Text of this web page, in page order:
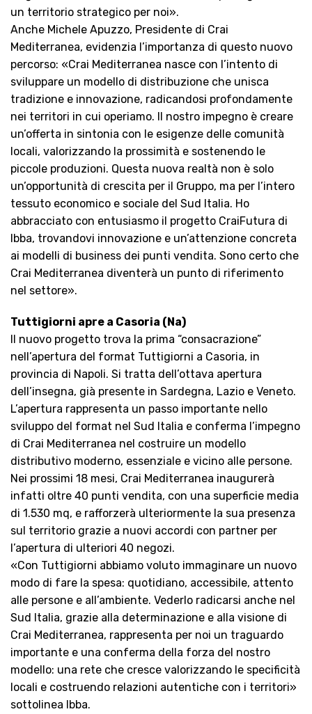
un territorio strategico per noi».
Anche Michele Apuzzo, Presidente di Crai
Mediterranea, evidenzia l’importanza di questo nuovo
percorso: «Crai Mediterranea nasce con l’intento di
sviluppare un modello di distribuzione che unisca
tradizione e innovazione, radicandosi profondamente
nei territori in cui operiamo. Il nostro impegno è creare
un’offerta in sintonia con le esigenze delle comunità
locali, valorizzando la prossimità e sostenendo le
piccole produzioni. Questa nuova realtà non è solo
un’opportunità di crescita per il Gruppo, ma per l’intero
tessuto economico e sociale del Sud Italia. Ho
abbracciato con entusiasmo il progetto CraiFutura di
Ibba, trovandovi innovazione e un’attenzione concreta
ai modelli di business dei punti vendita. Sono certo che
Crai Mediterranea diventerà un punto di riferimento
nel settore».
Tuttigiorni apre a Casoria (Na)
Il nuovo progetto trova la prima “consacrazione”
nell’apertura del format Tuttigiorni a Casoria, in
provincia di Napoli. Si tratta dell’ottava apertura
dell’insegna, già presente in Sardegna, Lazio e Veneto.
L’apertura rappresenta un passo importante nello
sviluppo del format nel Sud Italia e conferma l’impegno
di Crai Mediterranea nel costruire un modello
distributivo moderno, essenziale e vicino alle persone.
Nei prossimi 18 mesi, Crai Mediterranea inaugurerà
infatti oltre 40 punti vendita, con una superficie media
di 1.530 mq, e rafforzerà ulteriormente la sua presenza
sul territorio grazie a nuovi accordi con partner per
l’apertura di ulteriori 40 negozi.
«Con Tuttigiorni abbiamo voluto immaginare un nuovo
modo di fare la spesa: quotidiano, accessibile, attento
alle persone e all’ambiente. Vederlo radicarsi anche nel
Sud Italia, grazie alla determinazione e alla visione di
Crai Mediterranea, rappresenta per noi un traguardo
importante e una conferma della forza del nostro
modello: una rete che cresce valorizzando le specificità
locali e costruendo relazioni autentiche con i territori»
sottolinea Ibba.